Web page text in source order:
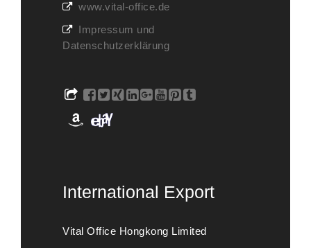
www.vital-office.de
Impressum und
Datenschutzerklärung
International Export
Vital Office Hongkong Limited